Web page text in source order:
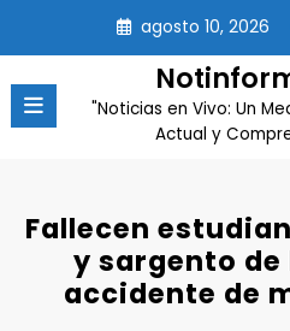
contenido
agosto 10, 2026
"Noticias en Vivo: Un
Actual y
Fallecen
y sargento de
accidente de